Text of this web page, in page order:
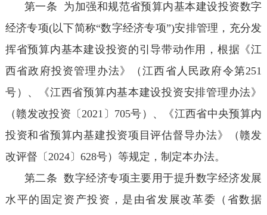
第一条 为加强和规范省预算内基本建设投资数字
经济专项(以下简称“数字经济专项”)安排管理，充分发
挥省预算内基本建设投资的引导带动作用，根据《江
西省政府投资管理办法》（江西省人民政府令第251
号）、《江西省预算内基本建设投资安排管理办法》
（赣发改投资〔2021〕705号）、《江西省中央预算内
投资和省预算内基建投资项目评估督导办法》（赣发
改评督〔2024〕628号）等规定，制定本办法。
第二条 数字经济专项主要用于提升数字经济发展
水平的固定资产投资，是由省发展改革委（省数据